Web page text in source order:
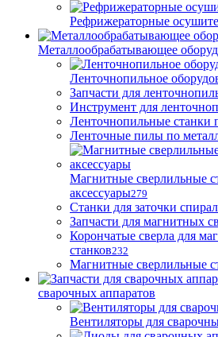
Рефрижераторные
Металлообрабатывающее
Ленточнопильное
Запчасти для
Инструмент для
Ленточнопильные станки
Ленточные пилы по
Магнитные сверлильные
аксессуары279
Станки для заточки
Запчасти для магнитных
Корончатые сверла для
станков232
Магнитные сверлильные
сварочных аппаратов
Вентиляторы для